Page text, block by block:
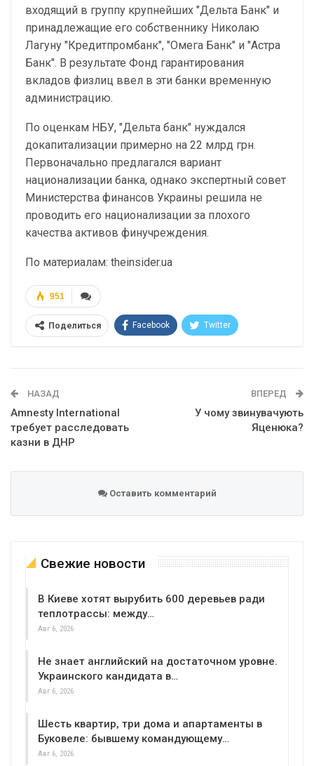
входящий в группу крупнейших "Дельта Банк" и
принадлежащие его собственнику Николаю
Лагуну "Кредитпромбанк", "Омега Банк" и "Астра
Банк". В результате Фонд гарантирования
вкладов физлиц ввел в эти банки временную
администрацию.
По оценкам НБУ, "Дельта банк" нуждался
докапитализации примерно на 22 млрд грн.
Первоначально предлагался вариант
национализации банка, однако экспертный совет
Министерства финансов Украины решила не
проводить его национализации за плохого
качества активов финучреждения.
По материалам: theinsider.ua
951
Поделиться Facebook Twitter
НАЗАД
Amnesty International
требует расследовать
казни в ДНР
ВПЕРЕД
У чому звинувачують
Яценюка?
Оставить комментарий
Свежие новости
В Киеве хотят вырубить 600 деревьев ради
теплотрассы: между…
Авг 6, 2026
Не знает английский на достаточном уровне.
Украинского кандидата в…
Авг 6, 2026
Шесть квартир, три дома и апартаменты в
Буковеле: бывшему командующему…
Авг 6, 2026